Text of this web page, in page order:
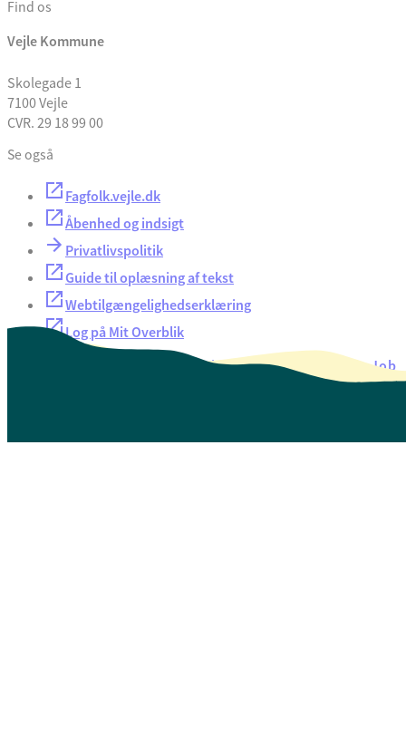
Find os
Vejle Kommune
Skolegade 1
7100 Vejle
CVR. 29 18 99 00
Se også
Fagfolk.vejle.dk
Åbenhed og indsigt
Privatlivspolitik
Guide til oplæsning af tekst
Webtilgængelighedserklæring
Log på Mit Overblik
Oversigt over selvbetjeningJob